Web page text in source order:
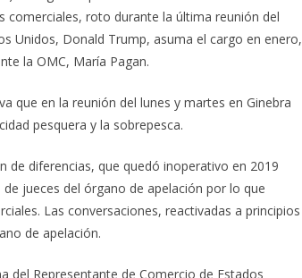
comerciales, roto durante la última reunión del
Unidos, Donald Trump, asuma el cargo en enero,
la OMC, María Pagan.
que en la reunión del lunes y martes en Ginebra
pesquera y la sobrepesca.
de diferencias, que quedó inoperativo en 2019
jueces del órgano de apelación por lo que
Las conversaciones, reactivadas a principios
de apelación.
del Representante de Comercio de Estados